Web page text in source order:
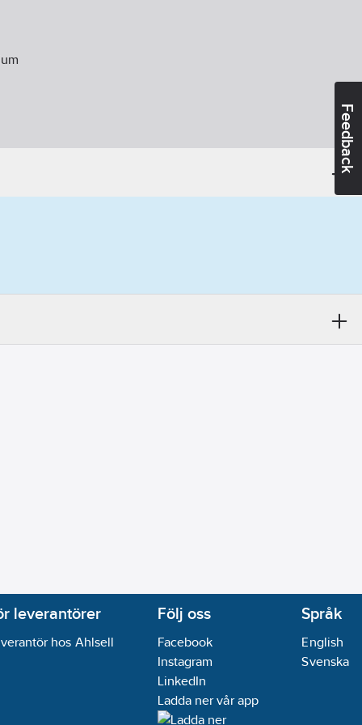
Feedback
leverantörer
hos Ahlsell
Följ oss
Facebook
Instagram
LinkedIn
Ladda ner vår app
Språk
English
Svenska